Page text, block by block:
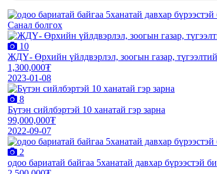
Санал болгох
10
ЖДҮ- Өрхийн үйлдвэрлэл, зоогын газар,
1,300,000₮
2023-01-08
8
Бүтэн сийлбэртэй 10 ханатай гэр зарна
99,000,000₮
2022-09-07
2
одоо бариатай байгаа 5ханатай давхар бүрээстэй